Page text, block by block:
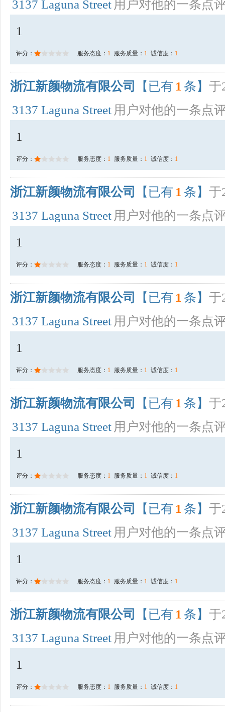
3137 Laguna Street 用户对他的一条点
1
评分： 服务态度： 1 服务质量： 1 诚信度： 1
浙江新颜物流有限公司 【已有 1 条】 于
3137 Laguna Street 用户对他的一条点
1
评分： 服务态度： 1 服务质量： 1 诚信度： 1
浙江新颜物流有限公司 【已有 1 条】 于
3137 Laguna Street 用户对他的一条点
1
评分： 服务态度： 1 服务质量： 1 诚信度： 1
浙江新颜物流有限公司 【已有 1 条】 于
3137 Laguna Street 用户对他的一条点
1
评分： 服务态度： 1 服务质量： 1 诚信度： 1
浙江新颜物流有限公司 【已有 1 条】 于
3137 Laguna Street 用户对他的一条点
1
评分： 服务态度： 1 服务质量： 1 诚信度： 1
浙江新颜物流有限公司 【已有 1 条】 于
3137 Laguna Street 用户对他的一条点
1
评分： 服务态度： 1 服务质量： 1 诚信度： 1
浙江新颜物流有限公司 【已有 1 条】 于
3137 Laguna Street 用户对他的一条点
1
评分： 服务态度： 1 服务质量： 1 诚信度： 1